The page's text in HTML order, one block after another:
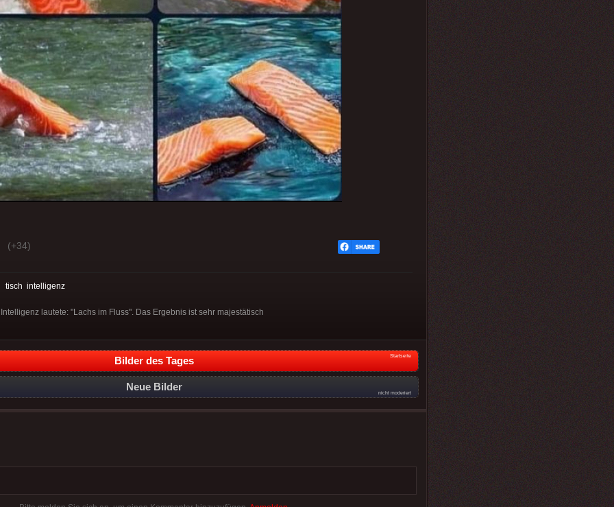
(+34)
tisch intelligenz
lautete: "Lachs im Fluss". Das Ergebnis ist sehr majestätisch
Bilder des Tages Startseite
Neue Bilder
nicht moderiert